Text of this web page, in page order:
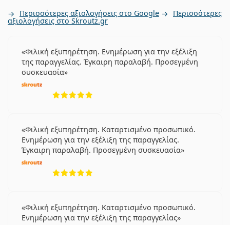
Περισσότερες αξιολογήσεις στο Google Περισσότερες
αξιολογήσεις στο Skroutz.gr
Φιλική εξυπηρέτηση. Ενημέρωση για την εξέλιξη
της παραγγελίας. Έγκαιρη παραλαβή. Προσεγμένη
συσκευασία
Φιλική εξυπηρέτηση. Καταρτισμένο προσωπικό.
Ενημέρωση για την εξέλιξη της παραγγελίας.
Έγκαιρη παραλαβή. Προσεγμένη συσκευασία
Φιλική εξυπηρέτηση. Καταρτισμένο προσωπικό.
Ενημέρωση για την εξέλιξη της παραγγελίας